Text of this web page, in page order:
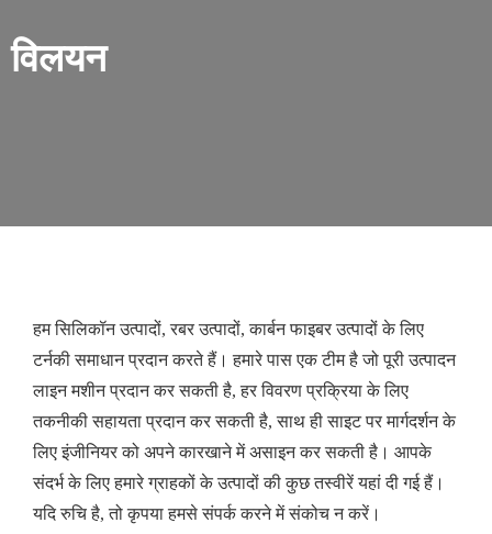
विलयन
हम सिलिकॉन उत्पादों, रबर उत्पादों, कार्बन फाइबर उत्पादों के लिए
टर्नकी समाधान प्रदान करते हैं। हमारे पास एक टीम है जो पूरी उत्पादन
लाइन मशीन प्रदान कर सकती है, हर विवरण प्रक्रिया के लिए
तकनीकी सहायता प्रदान कर सकती है, साथ ही साइट पर मार्गदर्शन के
लिए इंजीनियर को अपने कारखाने में असाइन कर सकती है। आपके
संदर्भ के लिए हमारे ग्राहकों के उत्पादों की कुछ तस्वीरें यहां दी गई हैं।
यदि रुचि है, तो कृपया हमसे संपर्क करने में संकोच न करें।